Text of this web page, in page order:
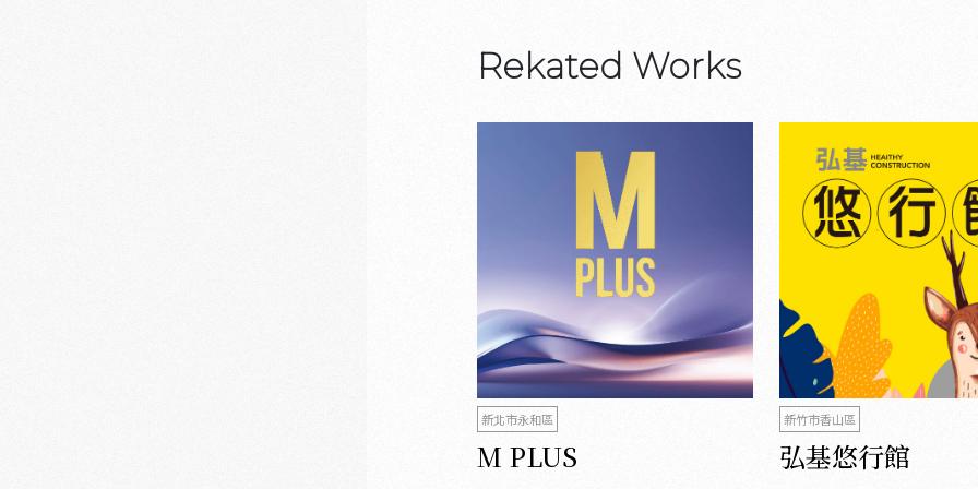
Rekated Works
新北市永和區
M PLUS
新竹市香山區
弘基悠行館